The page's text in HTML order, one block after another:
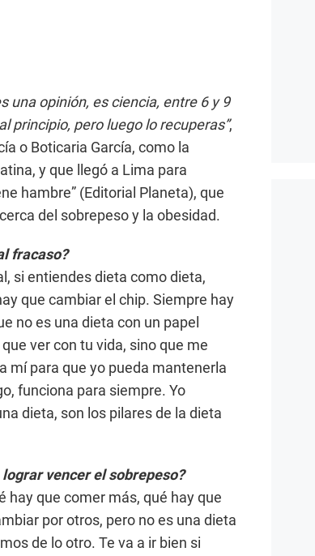
una opinión, es ciencia, entre 6 y 9
principio, pero luego lo recuperas”,
o Boticaria García, como la
y que llegó a Lima para
hambre” (Editorial Planeta), que
del sobrepeso y la obesidad.
fracaso?
si entiendes dieta como dieta,
que cambiar el chip. Siempre hay
no es una dieta con un papel
ver con tu vida, sino que me
mí para que yo pueda mantenerla
funciona para siempre. Yo
dieta, son los pilares de la dieta
vencer el sobrepeso?
hay que comer más, qué hay que
por otros, pero no es una dieta
de lo otro. Te va a ir bien si